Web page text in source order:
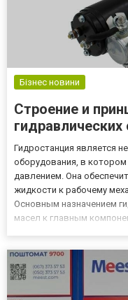
Бізнес новини
Строение и
гидравлических
Гидростанция является
оборудования, в
давлением. Она
жидкости к рабочему
Основным назначением
масел к главным
встречающ...